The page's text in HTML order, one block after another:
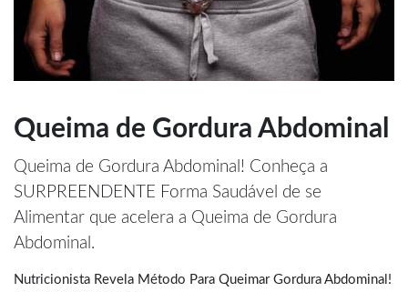
Queima de Gordura Abdominal
Queima de Gordura Abdominal! Conheça a
SURPREENDENTE Forma Saudável de se
Alimentar que acelera a Queima de Gordura
Abdominal.
Nutricionista Revela Método Para Queimar Gordura Abdominal!